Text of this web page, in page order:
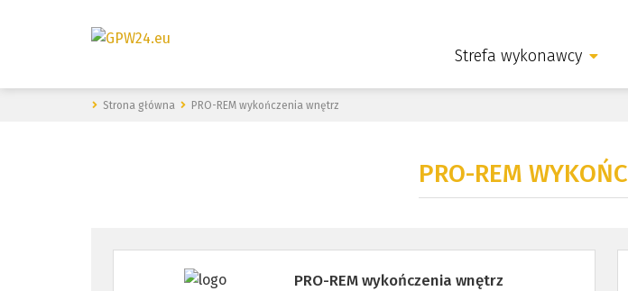
Strefa wykonawcy
Strona główna PRO-REM wykończenia wnętrz
PRO-REM
PRO-REM wykończenia wnętrz